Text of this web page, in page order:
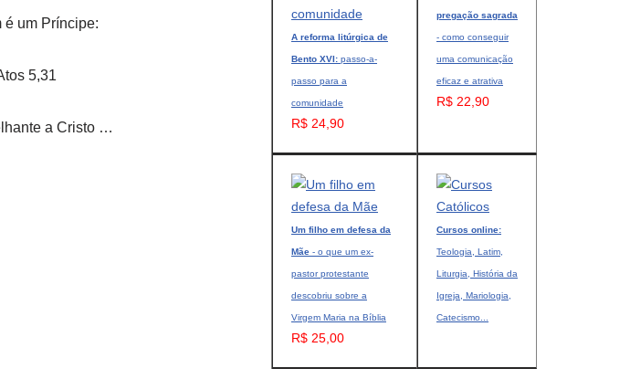
um Príncipe:
5,31
a Cristo …
A reforma litúrgica de
Bento XVI: passo-a-
passo para a
comunidade
R$ 24,90
pregação sagrada
- como conseguir
uma comunicação
eficaz e atrativa
R$ 22,90
Um filho em defesa da
Mãe - o que um ex-
pastor protestante
descobriu sobre a
Virgem Maria na Bíblia
R$ 25,00
Cursos online:
Teologia, Latim,
Liturgia, História da
Igreja, Mariologia,
Catecismo...